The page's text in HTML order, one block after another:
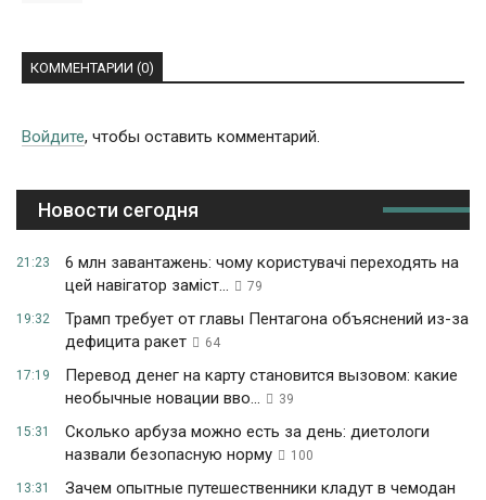
КОММЕНТАРИИ (0)
Войдите, чтобы оставить комментарий.
Новости сегодня
21:23
6 млн завантажень: чому користувачі переходять на
цей навігатор заміст...
79
19:32
Трамп требует от главы Пентагона объяснений из-за
дефицита ракет
64
17:19
Перевод денег на карту становится вызовом: какие
необычные новации вво...
39
15:31
Сколько арбуза можно есть за день: диетологи
назвали безопасную норму
100
13:31
Зачем опытные путешественники кладут в чемодан